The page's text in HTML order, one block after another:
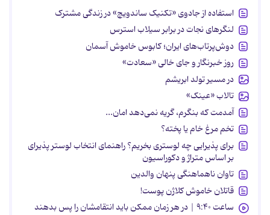
استفاده از جادوی «تکنیک ساندویچ» در زندگی مشترک
لنگرهای نجات در برابر سیلاب استرس
دوش‌پرتاب‌های ایران؛ کابوس خاموش آسمان
روز خبرنگار و جای خالی «سعادت»
در مسیر تولد ابریشم
تالاب «عینک»
آمدمت که بنگرم، گریه نمی‌دهد امان...
تخم مرغ خام یا پخته؟
برای پذیرایی چه لوستری بخریم؟ راهنمای انتخاب لوستر پذیرای
بر اساس متراژ و دکوراسیون
تاوان ناهماهنگی پنهان والدین
قاتلان خاموش کلاژن پوست!
ساعت ۹:۴۰ | در هر زمان ممکن باید انتقامشان را پس بدهند